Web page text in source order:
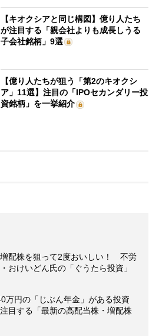
【キオクシアと同じ構図】億り人たち
が注目する「親会社よりも成長しうる
子会社銘柄」9選
【億り人たちが狙う「第2のキオクシ
ア」11選】注目の「IPOセカンダリー投
資銘柄」を一挙紹介
増配株を狙って2度おいしい！ 不労
おけいどん氏の「ぐうたら投資」
万円の「じぶん年金」がある投資
目する「最新の高配当株・増配株